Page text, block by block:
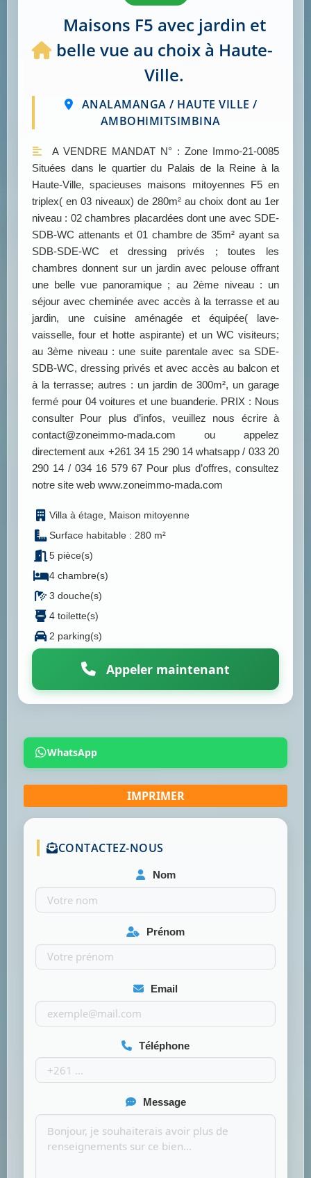
Maisons F5 avec jardin et
belle vue au choix à Haute-
Ville.
ANALAMANGA / HAUTE VILLE /
AMBOHIMITSIMBINA
A VENDRE MANDAT N° : Zone Immo-21-0085
Situées dans le quartier du Palais de la Reine à la
Haute-Ville, spacieuses maisons mitoyennes F5 en
triplex( en 03 niveaux) de 280m² au choix dont au 1er
niveau : 02 chambres placardées dont une avec SDE-
SDB-WC attenants et 01 chambre de 35m² ayant sa
SDB-SDE-WC et dressing privés ; toutes les
chambres donnent sur un jardin avec pelouse offrant
une belle vue panoramique ; au 2ème niveau : un
séjour avec cheminée avec accès à la terrasse et au
jardin, une cuisine aménagée et équipée( lave-
vaisselle, four et hotte aspirante) et un WC visiteurs;
au 3ème niveau : une suite parentale avec sa SDE-
SDB-WC, dressing privés et avec accès au balcon et
à la terrasse; autres : un jardin de 300m², un garage
fermé pour 04 voitures et une buanderie. PRIX : Nous
consulter Pour plus d’infos, veuillez nous écrire à
contact@zoneimmo-mada.com ou appelez
directement aux +261 34 15 290 14 whatsapp / 033 20
290 14 / 034 16 579 67 Pour plus d’offres, consultez
notre site web www.zoneimmo-mada.com
Villa à étage, Maison mitoyenne
Surface habitable : 280 m²
5 pièce(s)
4 chambre(s)
3 douche(s)
4 toilette(s)
2 parking(s)
Appeler maintenant
WhatsApp
CONTACTEZ-NOUS
Nom
Prénom
Email
Téléphone
Message